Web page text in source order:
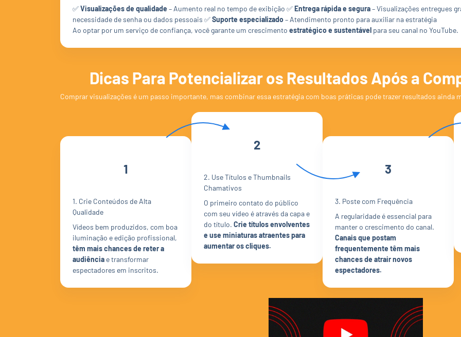
✅Visualizações de qualidade – Aumento real no tempo de exibição ✅Entrega rápida e segura– Visualizações entregues
necessidade de senha ou dados pessoais ✅Suporte especializado– Atendimento pronto para auxiliar na estratégia
Ao optar por um serviço de confiança, você garante um crescimento estratégico e sustentável para seu canal no YouTube.
Dicas Para Potencializar os Resultados Após a
Comprar visualizações é um passo importante, mas combinar essa estratégia com boas práticas pode trazer resultados ainda
1
1. Crie Conteúdos de Alta
Qualidade
Vídeos bem produzidos, com boa
iluminação e edição profissional,
têm mais chances de reter a
audiência e transformar
espectadores em inscritos.
2
2. Use Títulos e Thumbnails
Chamativos
O primeiro contato do público
com seu vídeo é através da capa e
do título. Crie títulos envolventes
e use miniaturas atraentes para
aumentar os cliques.
3
3. Poste com Frequência
A regularidade é essencial para
manter o crescimento do canal.
Canais que postam
frequentemente têm mais
chances de atrair novos
espectadores.